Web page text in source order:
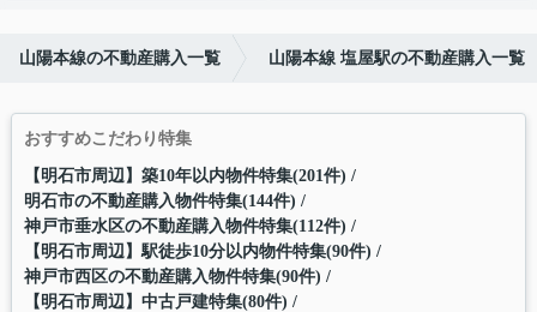
山陽本線の不動産購入一覧 山陽本線 塩屋駅の不動産購入一覧
おすすめこだわり特集
【明石市周辺】築10年以内物件特集(201件)
明石市の不動産購入物件特集(144件)
神戸市垂水区の不動産購入物件特集(112件)
【明石市周辺】駅徒歩10分以内物件特集(90件)
神戸市西区の不動産購入物件特集(90件)
【明石市周辺】中古戸建特集(80件)